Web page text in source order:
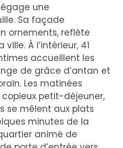
une
Sa façade
ornements, reflète
À l’intérieur, 41
accueillent les
de grâce d’antan et
Les matinées
petit-déjeuner,
se mêlent aux plats
minutes de la
animé de